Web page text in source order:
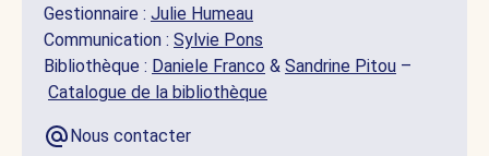
Gestionnaire : Julie Humeau
Communication : Sylvie Pons
Bibliothèque : Daniele Franco & Sandrine Pitou –
Catalogue de la bibliothèque
Nous contacter